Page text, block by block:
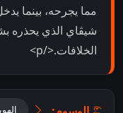
مما يجرحه، بينما
شيڤاي الذي يحذره
الخلافات.</p>